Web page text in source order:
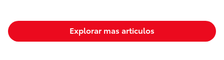
Explorar mas articulos